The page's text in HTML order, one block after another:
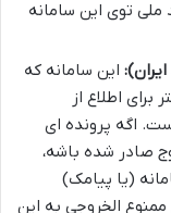
ملی توی این سامانه
این سامانه که
اطلاع از
اگه پرونده ای
صادر شده باشه،
(یا پیامک)
الخروجی به این